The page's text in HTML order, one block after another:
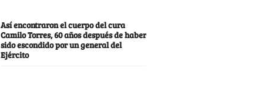
Así encontraron el cuerpo del cura
Camilo Torres, 60 años después de haber
sido escondido por un general del
Ejército